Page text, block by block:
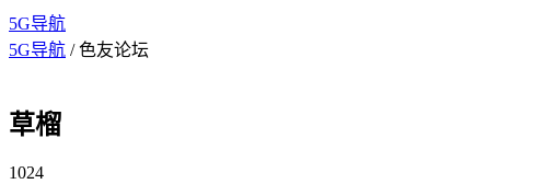
5G导航
5G导航 / 色友论坛
草榴
1024